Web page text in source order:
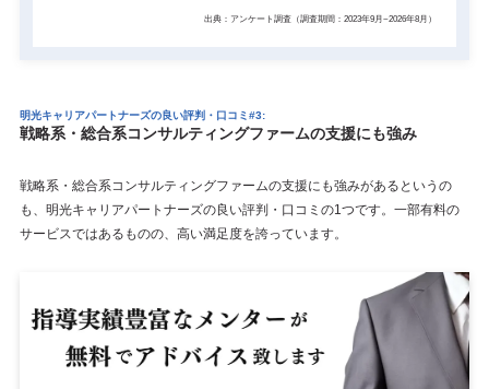
出典：アンケート調査（調査期間：2023年9月~2026年8月）
明光キャリアパートナーズの良い評判・口コミ#3:
戦略系・総合系コンサルティングファームの支援にも強み
戦略系・総合系コンサルティングファームの支援にも強みがあるというの
も、明光キャリアパートナーズの良い評判・口コミの1つです。一部有料の
サービスではあるものの、高い満足度を誇っています。